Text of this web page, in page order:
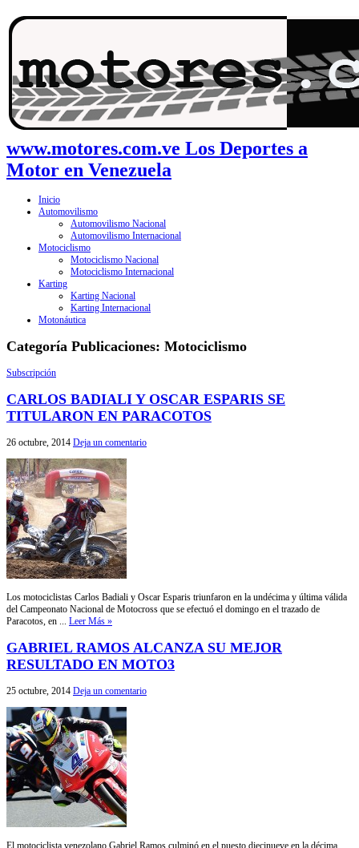
www.motores.com.ve Los Deportes a
Motor en Venezuela
Inicio
Automovilismo
Automovilismo Nacional
Automovilismo Internacional
Motociclismo
Motociclismo Nacional
Motociclismo Internacional
Karting
Karting Nacional
Karting Internacional
Motonáutica
Categoría Publicaciones: Motociclismo
Subscripción
CARLOS BADIALI Y OSCAR ESPARIS SE
TITULARON EN PARACOTOS
26 octubre, 2014 Deja un comentario
Los motociclistas Carlos Badiali y Oscar Esparis triunfaron en la undécima y última válida
del Campeonato Nacional de Motocross que se efectuó el domingo en el trazado de
Paracotos, en ... Leer Más »
GABRIEL RAMOS ALCANZA SU MEJOR
RESULTADO EN MOTO3
25 octubre, 2014 Deja un comentario
El motociclista venezolano Gabriel Ramos culminó en el puesto diecinueve en la décima